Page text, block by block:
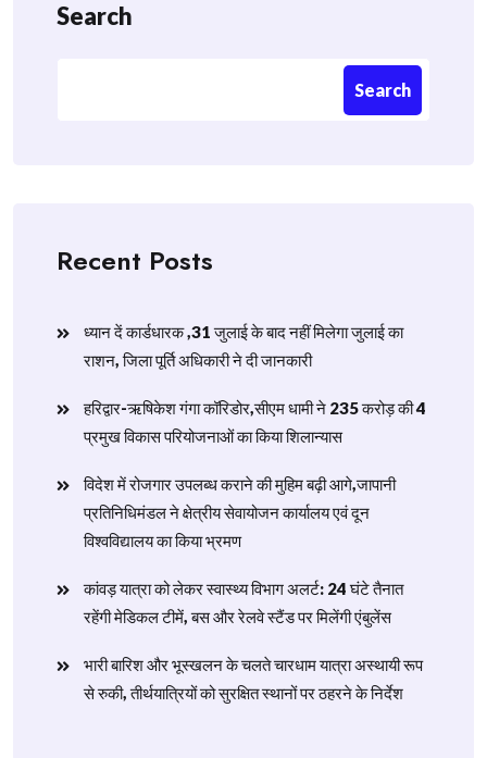
Search
Search
Recent Posts
ध्यान दें कार्डधारक ,31 जुलाई के बाद नहीं मिलेगा जुलाई का
राशन, जिला पूर्ति अधिकारी ने दी जानकारी
हरिद्वार-ऋषिकेश गंगा कॉरिडोर,सीएम धामी ने 235 करोड़ की 4
प्रमुख विकास परियोजनाओं का किया शिलान्यास
विदेश में रोजगार उपलब्ध कराने की मुहिम बढ़ी आगे,जापानी
प्रतिनिधिमंडल ने क्षेत्रीय सेवायोजन कार्यालय एवं दून
विश्वविद्यालय का किया भ्रमण
​कांवड़ यात्रा को लेकर स्वास्थ्य विभाग अलर्ट: 24 घंटे तैनात
रहेंगी मेडिकल टीमें, बस और रेलवे स्टैंड पर मिलेंगी एंबुलेंस
​भारी बारिश और भूस्खलन के चलते चारधाम यात्रा अस्थायी रूप
से रुकी, तीर्थयात्रियों को सुरक्षित स्थानों पर ठहरने के निर्देश